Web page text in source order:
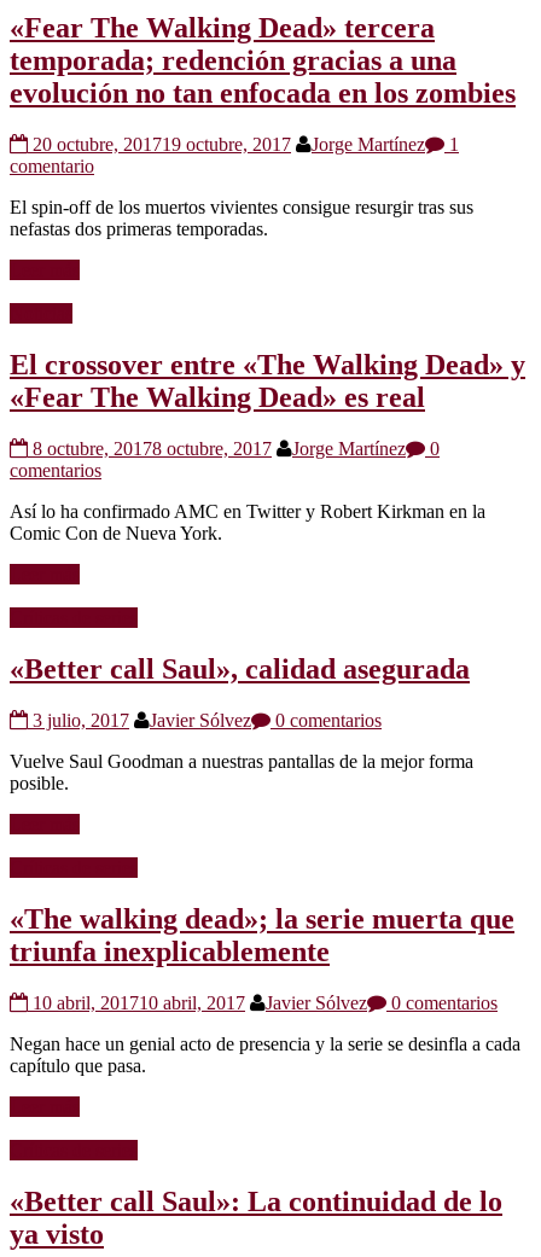
«Fear The Walking Dead» tercera
temporada; redención gracias a una
evolución no tan enfocada en los zombies
20 octubre, 201719 octubre, 2017 Jorge Martínez
1
comentario
El spin-off de los muertos vivientes consigue resurgir tras sus
nefastas dos primeras temporadas.
El crossover entre «The Walking Dead» y
«Fear The Walking Dead» es real
8 octubre, 20178 octubre, 2017 Jorge Martínez
0
comentarios
Así lo ha confirmado AMC en Twitter y Robert Kirkman en la
Comic Con de Nueva York.
«Better call Saul», calidad asegurada
3 julio, 2017 Javier Sólvez
0 comentarios
Vuelve Saul Goodman a nuestras pantallas de la mejor forma
posible.
«The walking dead»; la serie muerta que
triunfa inexplicablemente
10 abril, 201710 abril, 2017 Javier Sólvez
0 comentarios
Negan hace un genial acto de presencia y la serie se desinfla a cada
capítulo que pasa.
«Better call Saul»: La continuidad de lo
ya visto